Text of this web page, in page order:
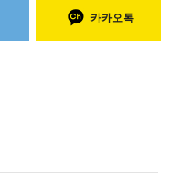
카카오톡